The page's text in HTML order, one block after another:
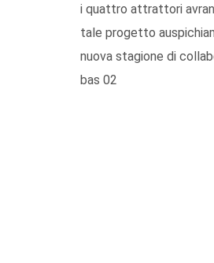
i quattro attrattori
tale progetto
nuova stagione di
bas 02